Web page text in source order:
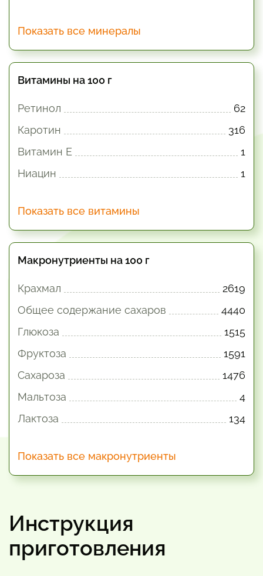
Показать все минералы
Витамины на 100 г
Ретинол
62
Каротин
316
Витамин E
1
Ниацин
1
Показать все витамины
Макронутриенты на 100 г
Крахмал
2619
Общее содержание сахаров
4440
Глюкоза
1515
Фруктоза
1591
Сахароза
1476
Мальтоза
4
Лактоза
134
Показать все макронутриенты
Инструкция
приготовления